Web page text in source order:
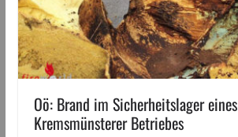
Oö: Brand im Sicherheitslager eines
Kremsmünsterer Betriebes